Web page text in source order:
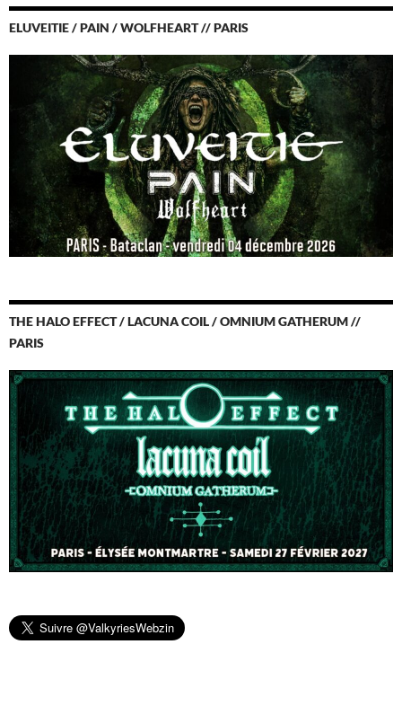
ELUVEITIE / PAIN / WOLFHEART // PARIS
THE HALO EFFECT / LACUNA COIL / OMNIUM GATHERUM //
PARIS